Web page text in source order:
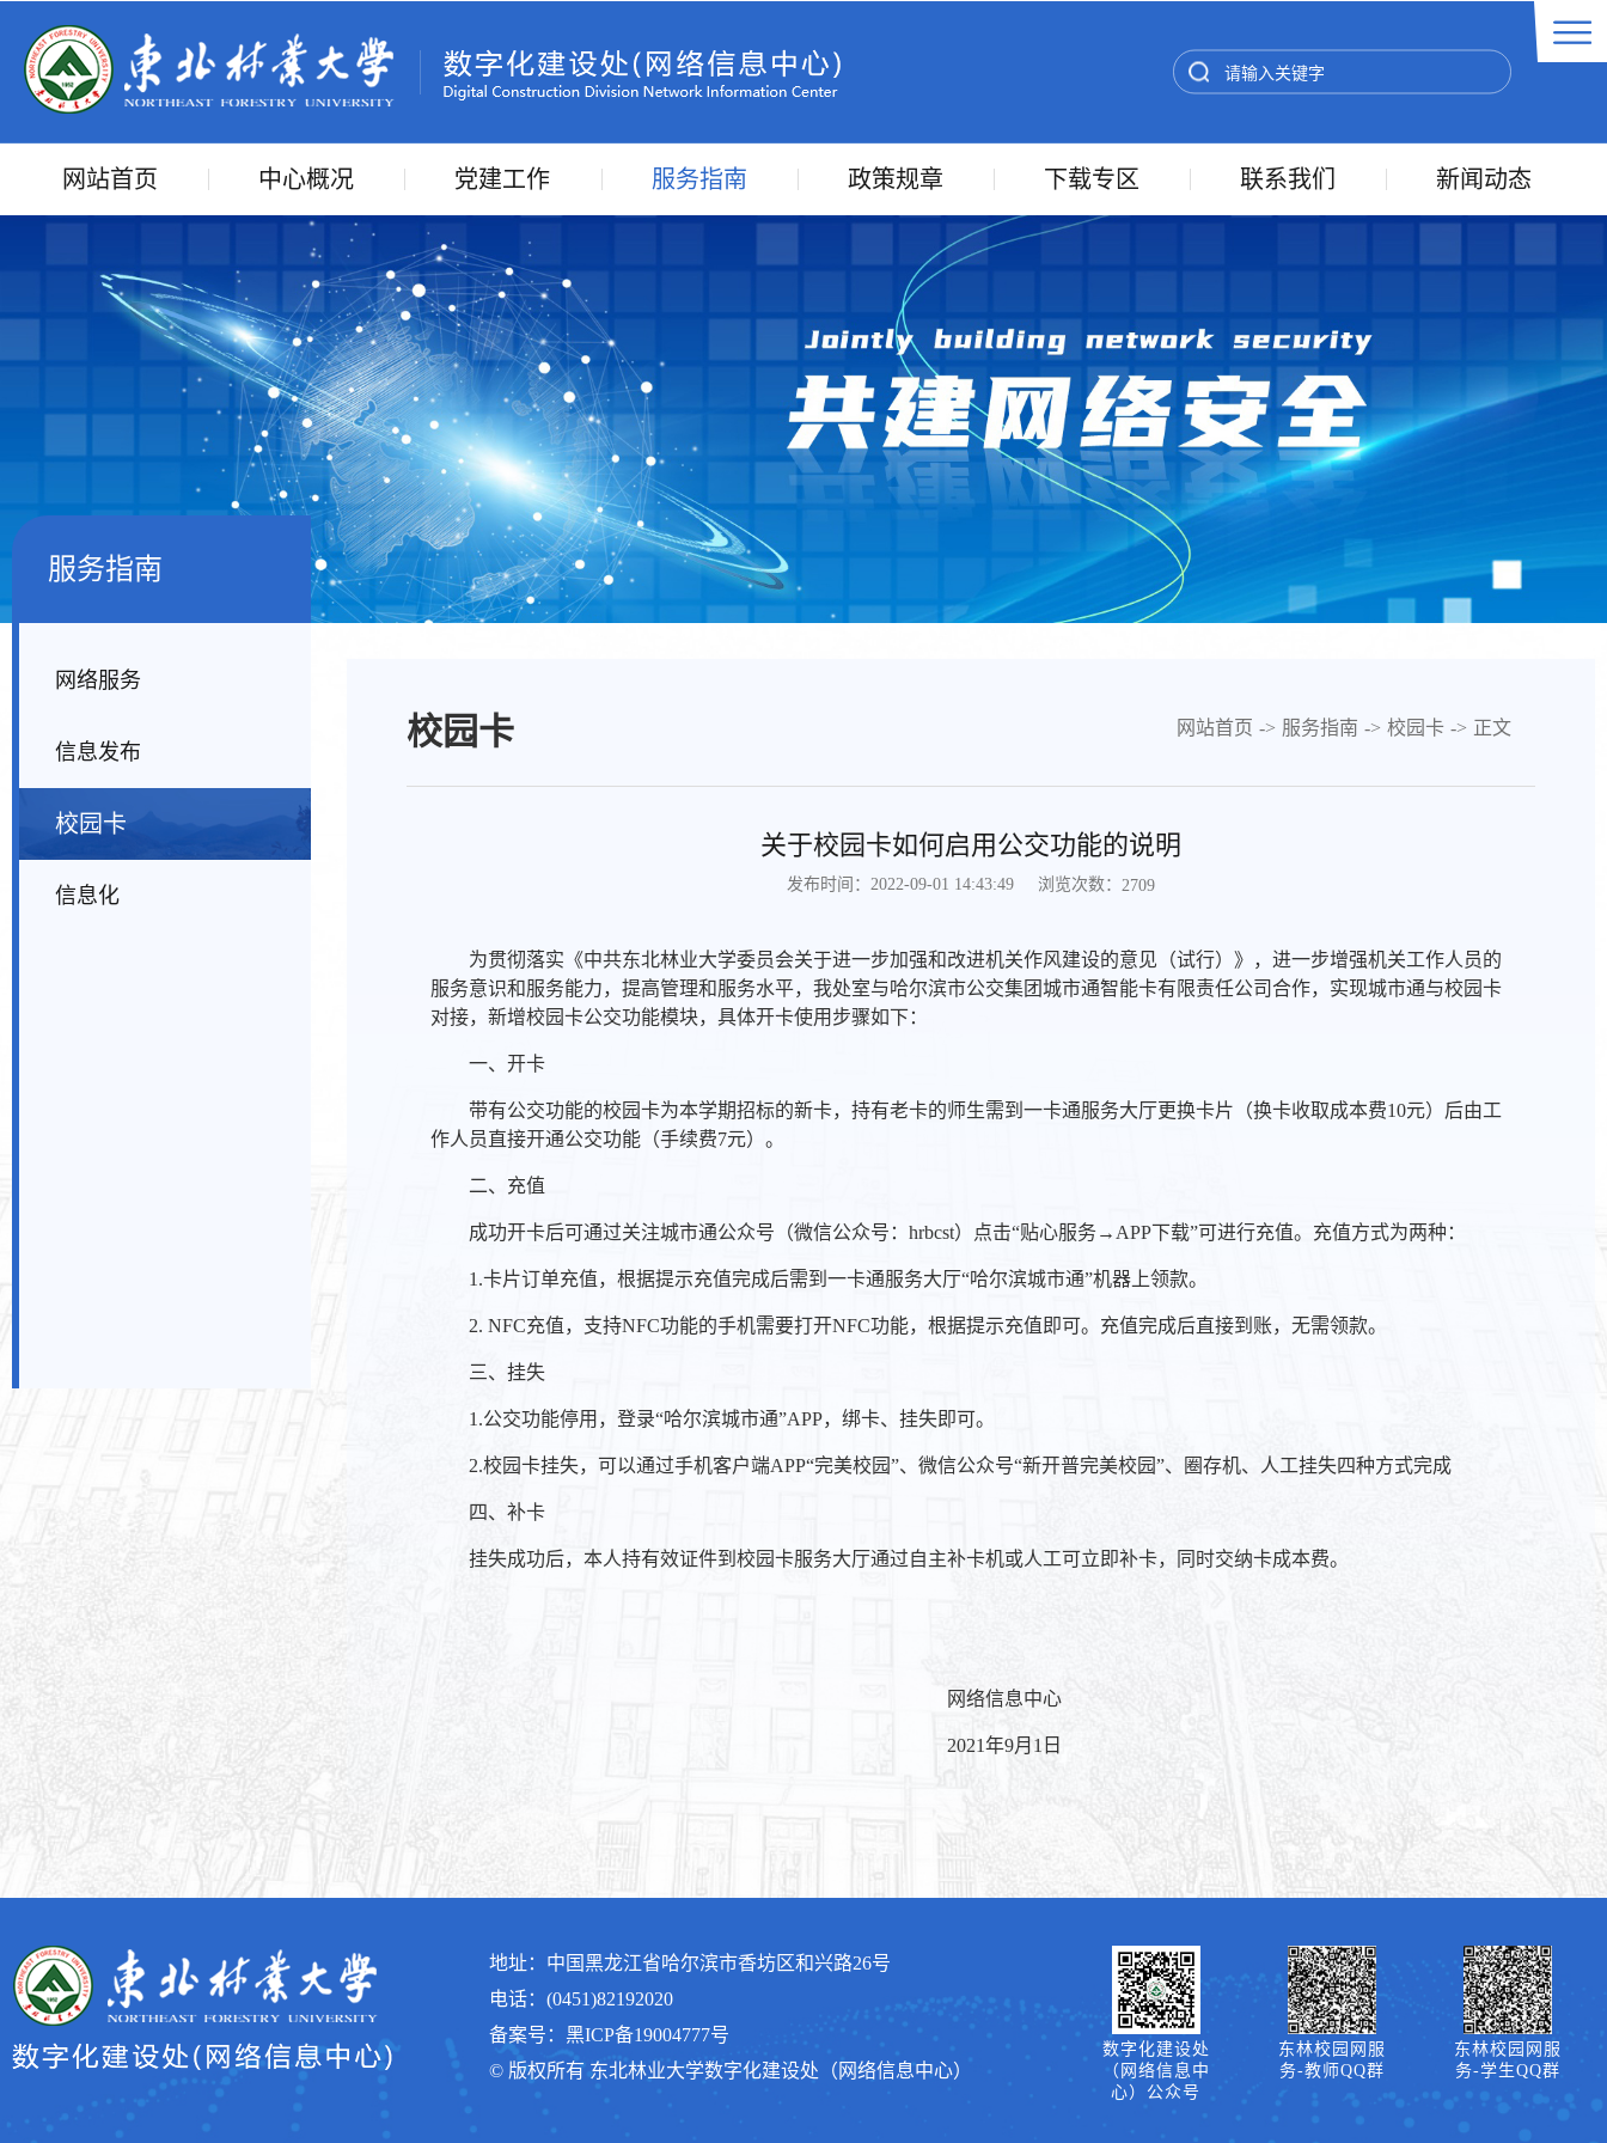
网站首页 中心概况 党建工作 服务指南 政策规章 下载专区 联系我们 新闻动态
服务指南
网络服务
信息发布
校园卡
信息化
校园卡 网站首页 -> 服务指南 -> 校园卡 -> 正文
关于校园卡如何启用公交功能的说明
发布时间：2022-09-01 14:43:49 浏览次数： 2709
为贯彻落实《中共东北林业大学委员会关于进一步加强和改进机关作风建设的意见（试行）》，进一步增强机关工作人员的
服务意识和服务能力，提高管理和服务水平，我处室与哈尔滨市公交集团城市通智能卡有限责任公司合作，实现城市通与校园卡
对接，新增校园卡公交功能模块，具体开卡使用步骤如下：
一、开卡
带有公交功能的校园卡为本学期招标的新卡，持有老卡的师生需到一卡通服务大厅更换卡片（换卡收取成本费10元）后由工
作人员直接开通公交功能（手续费7元）。
二、充值
成功开卡后可通过关注城市通公众号（微信公众号：hrbcst）点击“贴心服务→APP下载”可进行充值。充值方式为两种：
1.卡片订单充值，根据提示充值完成后需到一卡通服务大厅“哈尔滨城市通”机器上领款。
2. NFC充值，支持NFC功能的手机需要打开NFC功能，根据提示充值即可。充值完成后直接到账，无需领款。
三、挂失
1.公交功能停用，登录“哈尔滨城市通”APP，绑卡、挂失即可。
2.校园卡挂失，可以通过手机客户端APP“完美校园”、微信公众号“新开普完美校园”、圈存机、人工挂失四种方式完成
四、补卡
挂失成功后，本人持有效证件到校园卡服务大厅通过自主补卡机或人工可立即补卡，同时交纳卡成本费。
网络信息中心
2021年9月1日
地址：中国黑龙江省哈尔滨市香坊区和兴路26号
电话：(0451)82192020
备案号：黑ICP备19004777号
© 版权所有 东北林业大学数字化建设处（网络信息中心）
数字化建设处
（网络信息中
心）公众号
东林校园网服
务-教师QQ群
东林校园网服
务-学生QQ群